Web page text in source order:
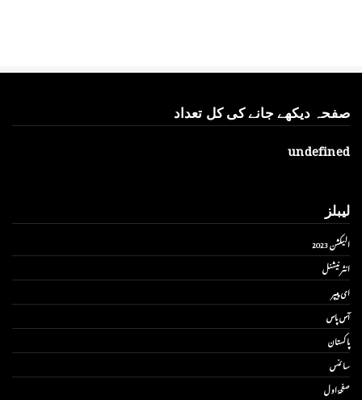
صفحہ دیکھے جانے کی کل تعداد
undefined
لیبلز
الیکشن 2023
انٹر نیشنل
ای پیپر
آس پاس
پاکستان
سائنس
صفحۂ اول